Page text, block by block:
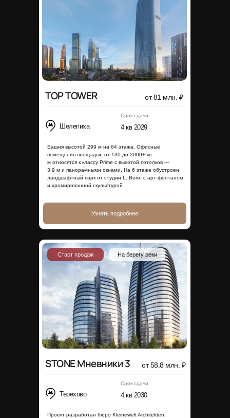
Срок сдачи:
Проект разработан бюро Kleinewelt Architekten.
от 58.8 млн. ₽
4 кв 2030
Терехово
STONE Мневники 3
Старт продаж На берегу реки
Срок сдачи:
Башня высотой 299 м на 64 этажа. Офисные
помещения площадью от 130 до 2000+ кв.
м относятся к классу Prime с высотой потолков —
3,9 м и панорамными окнами. На 6 этаже обустроен
ландшафтный парк от студии L. Buro, с арт-фонтаном
и хромированной скульптурой.
от 81 млн. ₽
4 кв 2029
Шелепиха
TOP TOWER
Узнать подробнее